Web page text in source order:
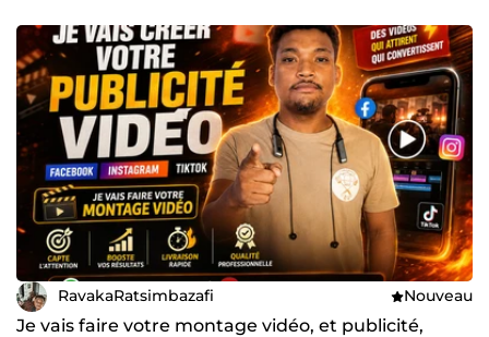
RavakaRatsimbazafi Nouveau
Je vais faire votre montage vidéo, et publicité,